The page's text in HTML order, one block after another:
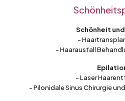
Schönheit
-
- Haarausfall
- Laser
- Pilonidale Sinus Chirurgie